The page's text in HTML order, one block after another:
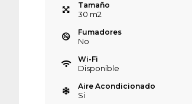
Tamaño
30 m2
Fumadores
No
Wi-Fi
Disponible
Aire Acondicionado
Si